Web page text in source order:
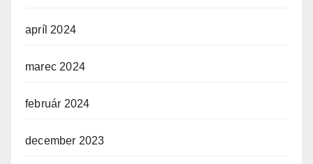
apríl 2024
marec 2024
február 2024
december 2023